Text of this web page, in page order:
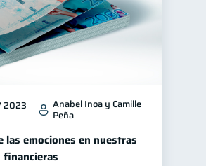
financiera 31
para jóvenes 30
familiares
financiero 22
financiera
2023 Anabel Inoa y Camille
Peña
las emociones en nuestras
financieras